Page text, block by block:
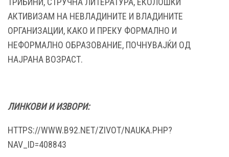
АКТИВИЗАМ НА НЕВЛАДИНИТЕ И ВЛАДИНИТЕ
ОРГАНИЗАЦИИ, КАКО И ПРЕКУ ФОРМАЛНО И
НЕФОРМАЛНО ОБРАЗОВАНИЕ, ПОЧНУВАЈЌИ ОД
НАЈРАНА ВОЗРАСТ.
ЛИНКОВИ И ИЗВОРИ:
HTTPS://WWW.B92.NET/ZIVOT/NAUKA.PHP?
NAV_ID=408843